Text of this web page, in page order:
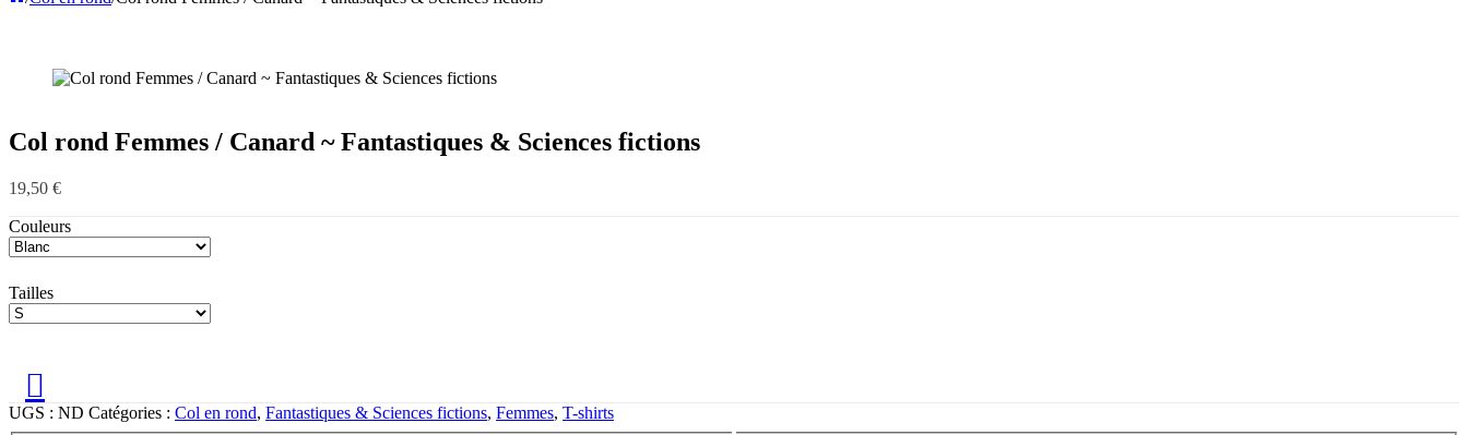
Col rond Femmes / Canard ~ Fantastiques & Sciences fictions
19,50 €
Couleurs
Tailles
UGS : ND Catégories : Col en rond, Fantastiques & Sciences fictions, Femmes, T-shirts